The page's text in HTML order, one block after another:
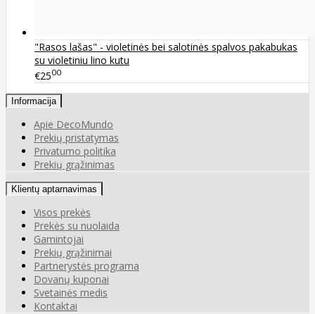
"Rasos lašas" - violetinės bei salotinės spalvos pakabukas
su violetiniu lino kutu
€2500
Informacija
Apie DecoMundo
Prekių pristatymas
Privatumo politika
Prekių grąžinimas
Klientų aptarnavimas
Visos prekės
Prekės su nuolaida
Gamintojai
Prekių grąžinimai
Partnerystės programa
Dovanų kuponai
Svetainės medis
Kontaktai